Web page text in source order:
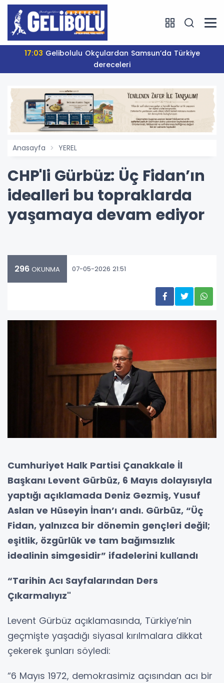
17:03
dereceleri
Anasayfa YEREL
CHP'li Gürbüz: Üç Fidan’ın
idealleri bu topraklarda
yaşamaya devam ediyor
296 OKUNMA 07-05-2026 21:51
Cumhuriyet Halk Partisi Çanakkale İl
Başkanı Levent Gürbüz, 6 Mayıs dolayısıyla
yaptığı açıklamada Deniz Gezmiş, Yusuf
Aslan ve Hüseyin İnan’ı andı. Gürbüz, “Üç
Fidan, yalnızca bir dönemin gençleri değil;
eşitlik, özgürlük ve tam bağımsızlık
idealinin simgesidir” ifadelerini kullandı
“Tarihin Acı Sayfalarından Ders
Çıkarmalıyız"
Levent Gürbüz açıklamasında, Türkiye’nin
geçmişte yaşadığı siyasal kırılmalara dikkat
çekerek şunları söyledi:
“6 Mayıs 1972, demokrasimiz açısından acı bir